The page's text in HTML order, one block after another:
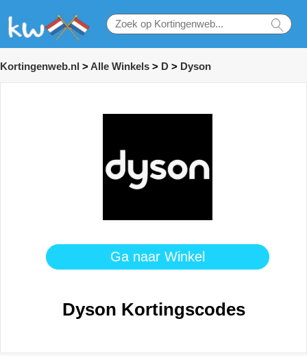
Kortingenweb.nl > Alle Winkels > D > Dyson
Ga naar Winkel
Dyson Kortingscodes